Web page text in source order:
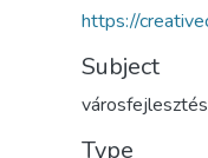
https://
Subject
városfejlesztés
Type